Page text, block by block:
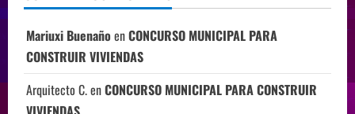
Mariuxi Buenaño enCONCURSO MUNICIPAL PARA
CONSTRUIR VIVIENDAS
Arquitecto C.enCONCURSO MUNICIPAL PARA CONSTRUIR